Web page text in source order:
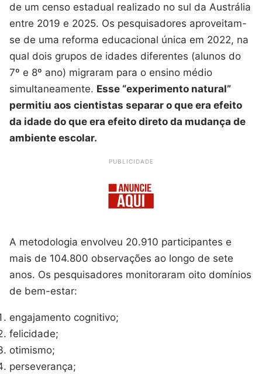
de um censo estadual realizado no sul da Austrália
entre 2019 e 2025. Os pesquisadores aproveitam-
se de uma reforma educacional única em 2022, na
qual dois grupos de idades diferentes (alunos do
7º e 8º ano) migraram para o ensino médio
simultaneamente. Esse “experimento natural”
permitiu aos cientistas separar o que era efeito
da idade do que era efeito direto da mudança de
ambiente escolar.
PUBLICIDADE
A metodologia envolveu 20.910 participantes e
mais de 104.800 observações ao longo de sete
anos. Os pesquisadores monitoraram oito domínios
de bem-estar:
engajamento cognitivo;
felicidade;
otimismo;
perseverança;